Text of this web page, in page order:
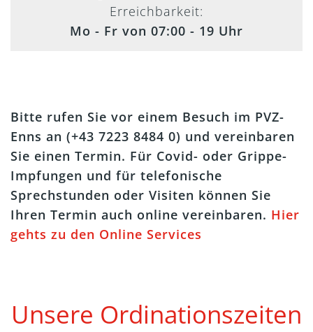
Erreichbarkeit:
Mo - Fr von 07:00 - 19 Uhr
Bitte rufen Sie vor einem Besuch im PVZ-
Enns an (+43 7223 8484 0) und vereinbaren
Sie einen Termin. Für Covid- oder Grippe-
Impfungen und für telefonische
Sprechstunden oder Visiten können Sie
Ihren Termin auch online vereinbaren. Hier
gehts zu den Online Services
Unsere Ordinationszeiten